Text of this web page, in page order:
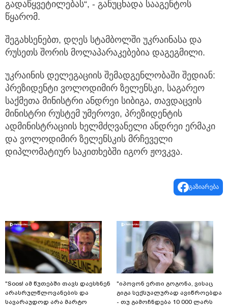
გადაწყვეტილებას“, - განუცხადა სააგენტოს
წყარომ.
შეგახსენებთ, დღეს სტამბოლში უკრაინასა და
რუსეთს შორის მოლაპარაკებებია დაგეგმილი.
უკრაინის დელეგაციის შემადგენლობაში შედიან:
პრეზიდენტი ვოლოდიმირ ზელენსკი, საგარეო
საქმეთა მინისტრი ანდრეი სიბიგა, თავდაცვის
მინისტრი რუსტემ უმეროვი, პრეზიდენტის
ადმინისტრაციის ხელმძღვანელი ანდრეი ერმაკი
და ვოლოდიმირ ზელენსკის მრჩეველი
დიპლომატიურ საკითხებში იგორ ჟოვკვა.
გაზიარება
"Soos! ამ წუთებში თავს დაესხნენ
არასრულწლოვანების და
სავარაუდოდ არა მარტო
"იპოვონ ერთი გოგონა, ვისაც
გიგა სექსუალურად ავიწროებდა
- თუ გამოჩნდება 10 000 ლარს